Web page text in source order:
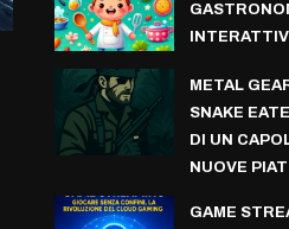
METAL
SNAKE
DI UN
NUOVE
GAME